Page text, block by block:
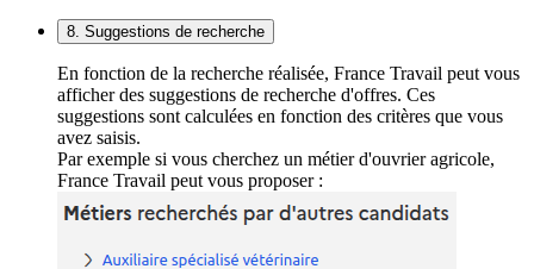
8. Suggestions de recherche
En fonction de la recherche réalisée, France Travail peut vous
afficher des suggestions de recherche d'offres. Ces
suggestions sont calculées en fonction des critères que vous
avez saisis.
Par exemple si vous cherchez un métier d'ouvrier agricole,
France Travail peut vous proposer :